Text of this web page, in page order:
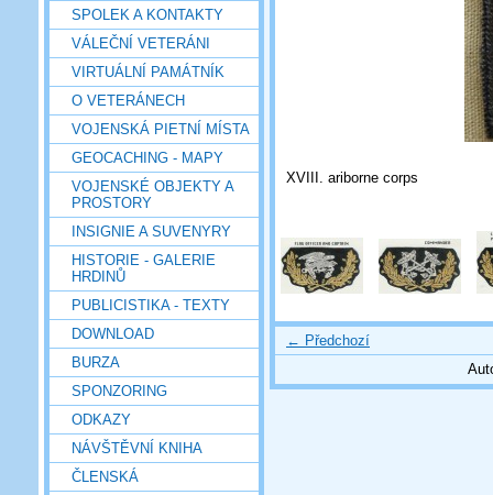
SPOLEK A KONTAKTY
VÁLEČNÍ VETERÁNI
VIRTUÁLNÍ PAMÁTNÍK
O VETERÁNECH
VOJENSKÁ PIETNÍ MÍSTA
GEOCACHING - MAPY
VOJENSKÉ OBJEKTY A
PROSTORY
INSIGNIE A SUVENYRY
HISTORIE - GALERIE
HRDINŮ
PUBLICISTIKA - TEXTY
DOWNLOAD
BURZA
SPONZORING
ODKAZY
NÁVŠTĚVNÍ KNIHA
ČLENSKÁ
XVIII. ariborne corps
← Předchozí